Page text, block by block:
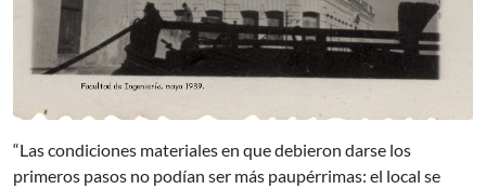
“Las condiciones materiales en que debieron darse los
primeros pasos no podían ser más paupérrimas: el local se